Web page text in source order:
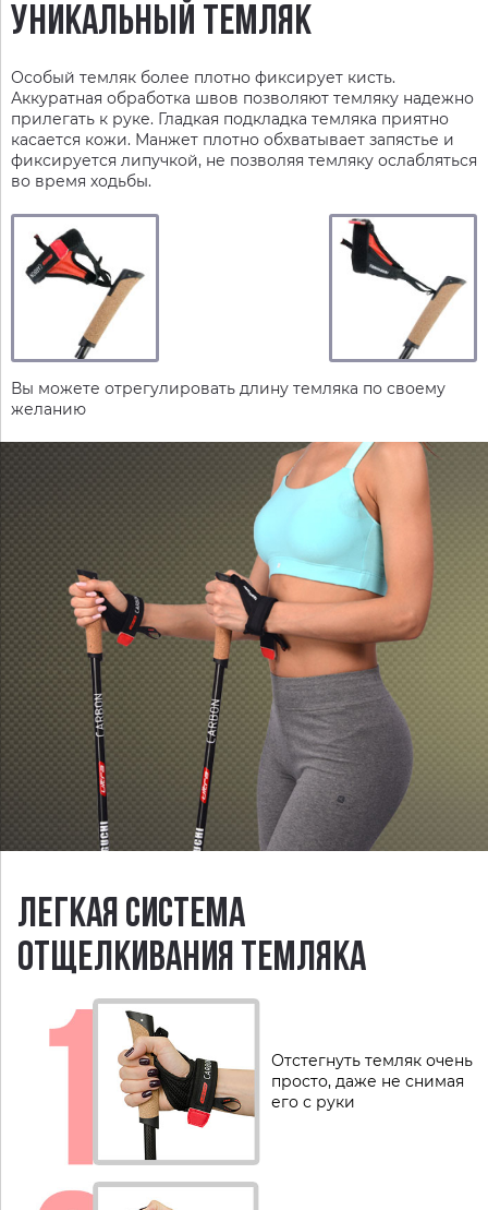
УНИКАЛЬНЫЙ ТЕМЛЯК
Особый темляк более плотно фиксирует кисть.
Аккуратная обработка швов позволяют темляку надежно
прилегать к руке. Гладкая подкладка темляка приятно
касается кожи. Манжет плотно обхватывает запястье и
фиксируется липучкой, не позволяя темляку ослабляться
во время ходьбы.
Вы можете отрегулировать длину темляка по своему
желанию
ЛЕГКАЯ СИСТЕМА
ОТЩЕЛКИВАНИЯ ТЕМЛЯКА
Отстегнуть темляк очень
просто, даже не снимая
его с руки